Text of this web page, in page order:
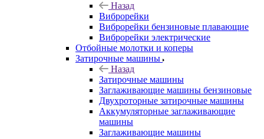
Назад
Виброрейки
Виброрейки бензиновые плавающие
Виброрейки электрические
Отбойные молотки и коперы
Затирочные машины
Назад
Затирочные машины
Заглаживающие машины бензиновые
Двухроторные затирочные машины
Аккумуляторные заглаживающие
машины
Заглаживающие машины